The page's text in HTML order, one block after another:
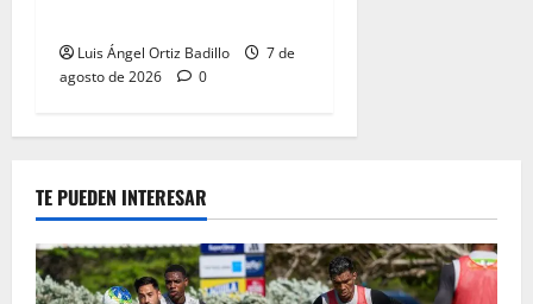
Luis Ángel Ortiz Badillo
7 de
agosto de 2026
0
TE PUEDEN INTERESAR